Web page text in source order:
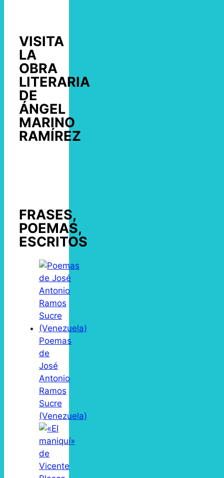
VISITA
LA
OBRA
LITERARIA
DE
ÁNGEL
MARINO
RAMÍREZ
FRASES,
POEMAS,
ESCRITOS
Poemas
de
José
Antonio
Ramos
Sucre
(Venezuela)